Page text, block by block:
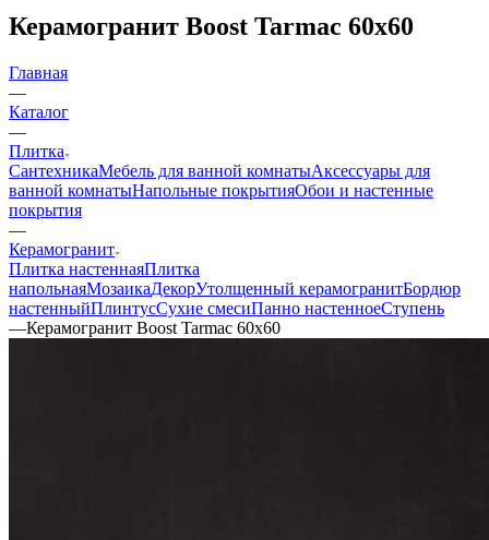
Керамогранит Boost Tarmac 60x60
Главная
—
Каталог
—
Плитка
СантехникаМебель для ванной комнатыАксессуары для
ванной комнатыНапольные покрытияОбои и настенные
покрытия
—
Керамогранит
Плитка настеннаяПлитка
напольнаяМозаикаДекорУтолщенный керамогранитБордюр
настенныйПлинтусСухие смесиПанно настенноеСтупень
—Керамогранит Boost Tarmac 60x60